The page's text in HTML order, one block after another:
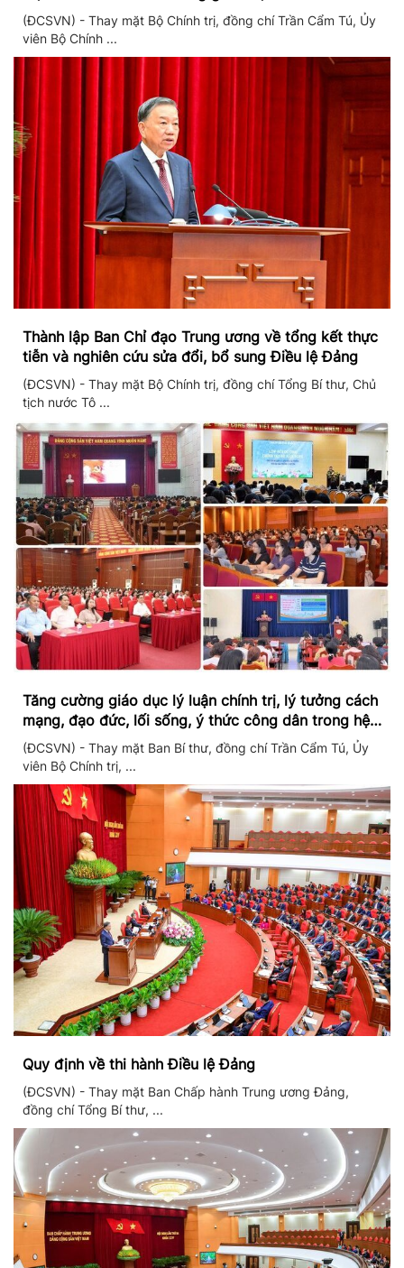
(ĐCSVN) - Thay mặt Bộ Chính trị, đồng chí Trần Cẩm Tú, Ủy
viên Bộ Chính ...
Thành lập Ban Chỉ đạo Trung ương về tổng kết thực
tiễn và nghiên cứu sửa đổi, bổ sung Điều lệ Đảng
(ĐCSVN) - Thay mặt Bộ Chính trị, đồng chí Tổng Bí thư, Chủ
tịch nước Tô ...
Tăng cường giáo dục lý luận chính trị, lý tưởng cách
mạng, đạo đức, lối sống, ý thức công dân trong hệ
thống giáo dục quốc dân
(ĐCSVN) - Thay mặt Ban Bí thư, đồng chí Trần Cẩm Tú, Ủy
viên Bộ Chính trị, ...
Quy định về thi hành Điều lệ Đảng
(ĐCSVN) - Thay mặt Ban Chấp hành Trung ương Đảng,
đồng chí Tổng Bí thư, ...